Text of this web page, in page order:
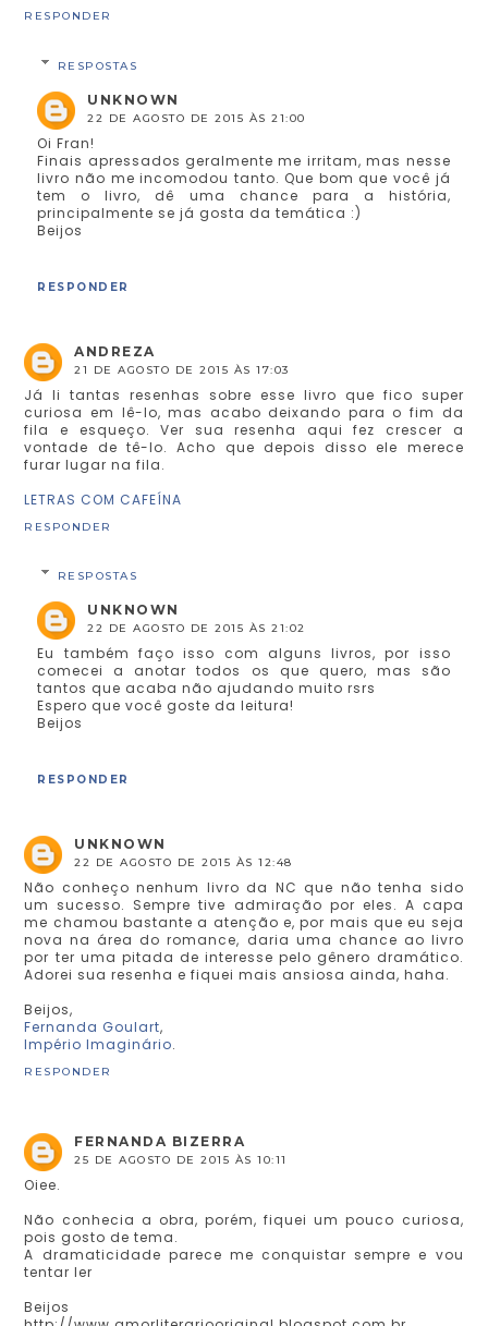
RESPONDER
RESPOSTAS
UNKNOWN
22 DE AGOSTO DE 2015 ÀS 21:00
Oi Fran!
Finais apressados geralmente me irritam, mas nesse
livro não me incomodou tanto. Que bom que você já
tem o livro, dê uma chance para a história,
principalmente se já gosta da temática :)
Beijos
RESPONDER
ANDREZA
21 DE AGOSTO DE 2015 ÀS 17:03
Já li tantas resenhas sobre esse livro que fico super
curiosa em lê-lo, mas acabo deixando para o fim da
fila e esqueço. Ver sua resenha aqui fez crescer a
vontade de tê-lo. Acho que depois disso ele merece
furar lugar na fila.
LETRAS COM CAFEÍNA
RESPONDER
RESPOSTAS
UNKNOWN
22 DE AGOSTO DE 2015 ÀS 21:02
Eu também faço isso com alguns livros, por isso
comecei a anotar todos os que quero, mas são
tantos que acaba não ajudando muito rsrs
Espero que você goste da leitura!
Beijos
RESPONDER
UNKNOWN
22 DE AGOSTO DE 2015 ÀS 12:48
Não conheço nenhum livro da NC que não tenha sido
um sucesso. Sempre tive admiração por eles. A capa
me chamou bastante a atenção e, por mais que eu seja
nova na área do romance, daria uma chance ao livro
por ter uma pitada de interesse pelo gênero dramático.
Adorei sua resenha e fiquei mais ansiosa ainda, haha.
Beijos,
Fernanda Goulart,
Império Imaginário.
RESPONDER
FERNANDA BIZERRA
25 DE AGOSTO DE 2015 ÀS 10:11
Oiee.
Não conhecia a obra, porém, fiquei um pouco curiosa,
pois gosto de tema.
A dramaticidade parece me conquistar sempre e vou
tentar ler
Beijos